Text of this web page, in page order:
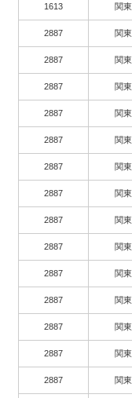
1613 関東
2887 関東
2887 関東
2887 関東
2887 関東
2887 関東
2887 関東
2887 関東
2887 関東
2887 関東
2887 関東
2887 関東
2887 関東
2887 関東
2887 関東